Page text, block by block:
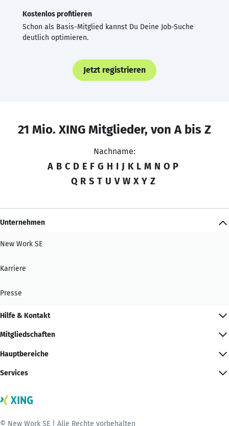
Kostenlos profitieren
Schon als Basis-Mitglied kannst Du Deine Job-Suche
deutlich optimieren.
Jetzt registrieren
21 Mio. XING Mitglieder, von A bis Z
Nachname:
A B C D E F G H I J K L M N O P
Q R S T U V W X Y Z
Unternehmen
New Work SE
Karriere
Presse
Hilfe & Kontakt
Mitgliedschaften
Hauptbereiche
Services
© New Work SE | Alle Rechte vorbehalten